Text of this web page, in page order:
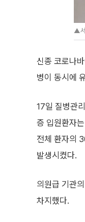
▲서
신종 코로나
병이 동시에
17일 질병관
증 입원환자
전체 환자의
발생시켰다.
의원급 기관
차지했다.